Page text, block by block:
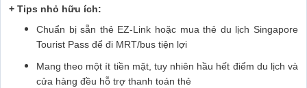
+ Tips nhỏ hữu ích:
Chuẩn bị sẵn thẻ EZ-Link hoặc mua thẻ du lịch Singapore
Tourist Pass để đi MRT/bus tiện lợi
Mang theo một ít tiền mặt, tuy nhiên hầu hết điểm du lịch và
cửa hàng đều hỗ trợ thanh toán thẻ